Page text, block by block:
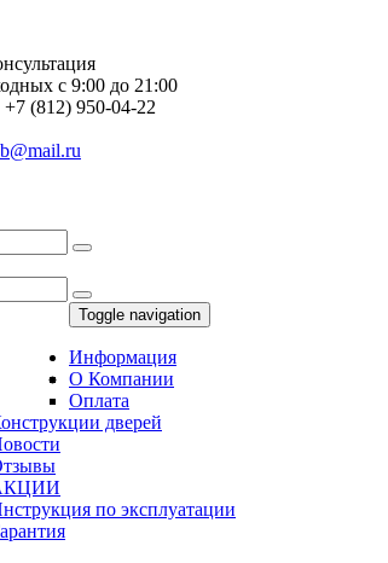
с 9:00 до 21:00
+7 (812) 950-04-22
Toggle navigation
Информация
О Компании
Оплата
дверей
по эксплуатации